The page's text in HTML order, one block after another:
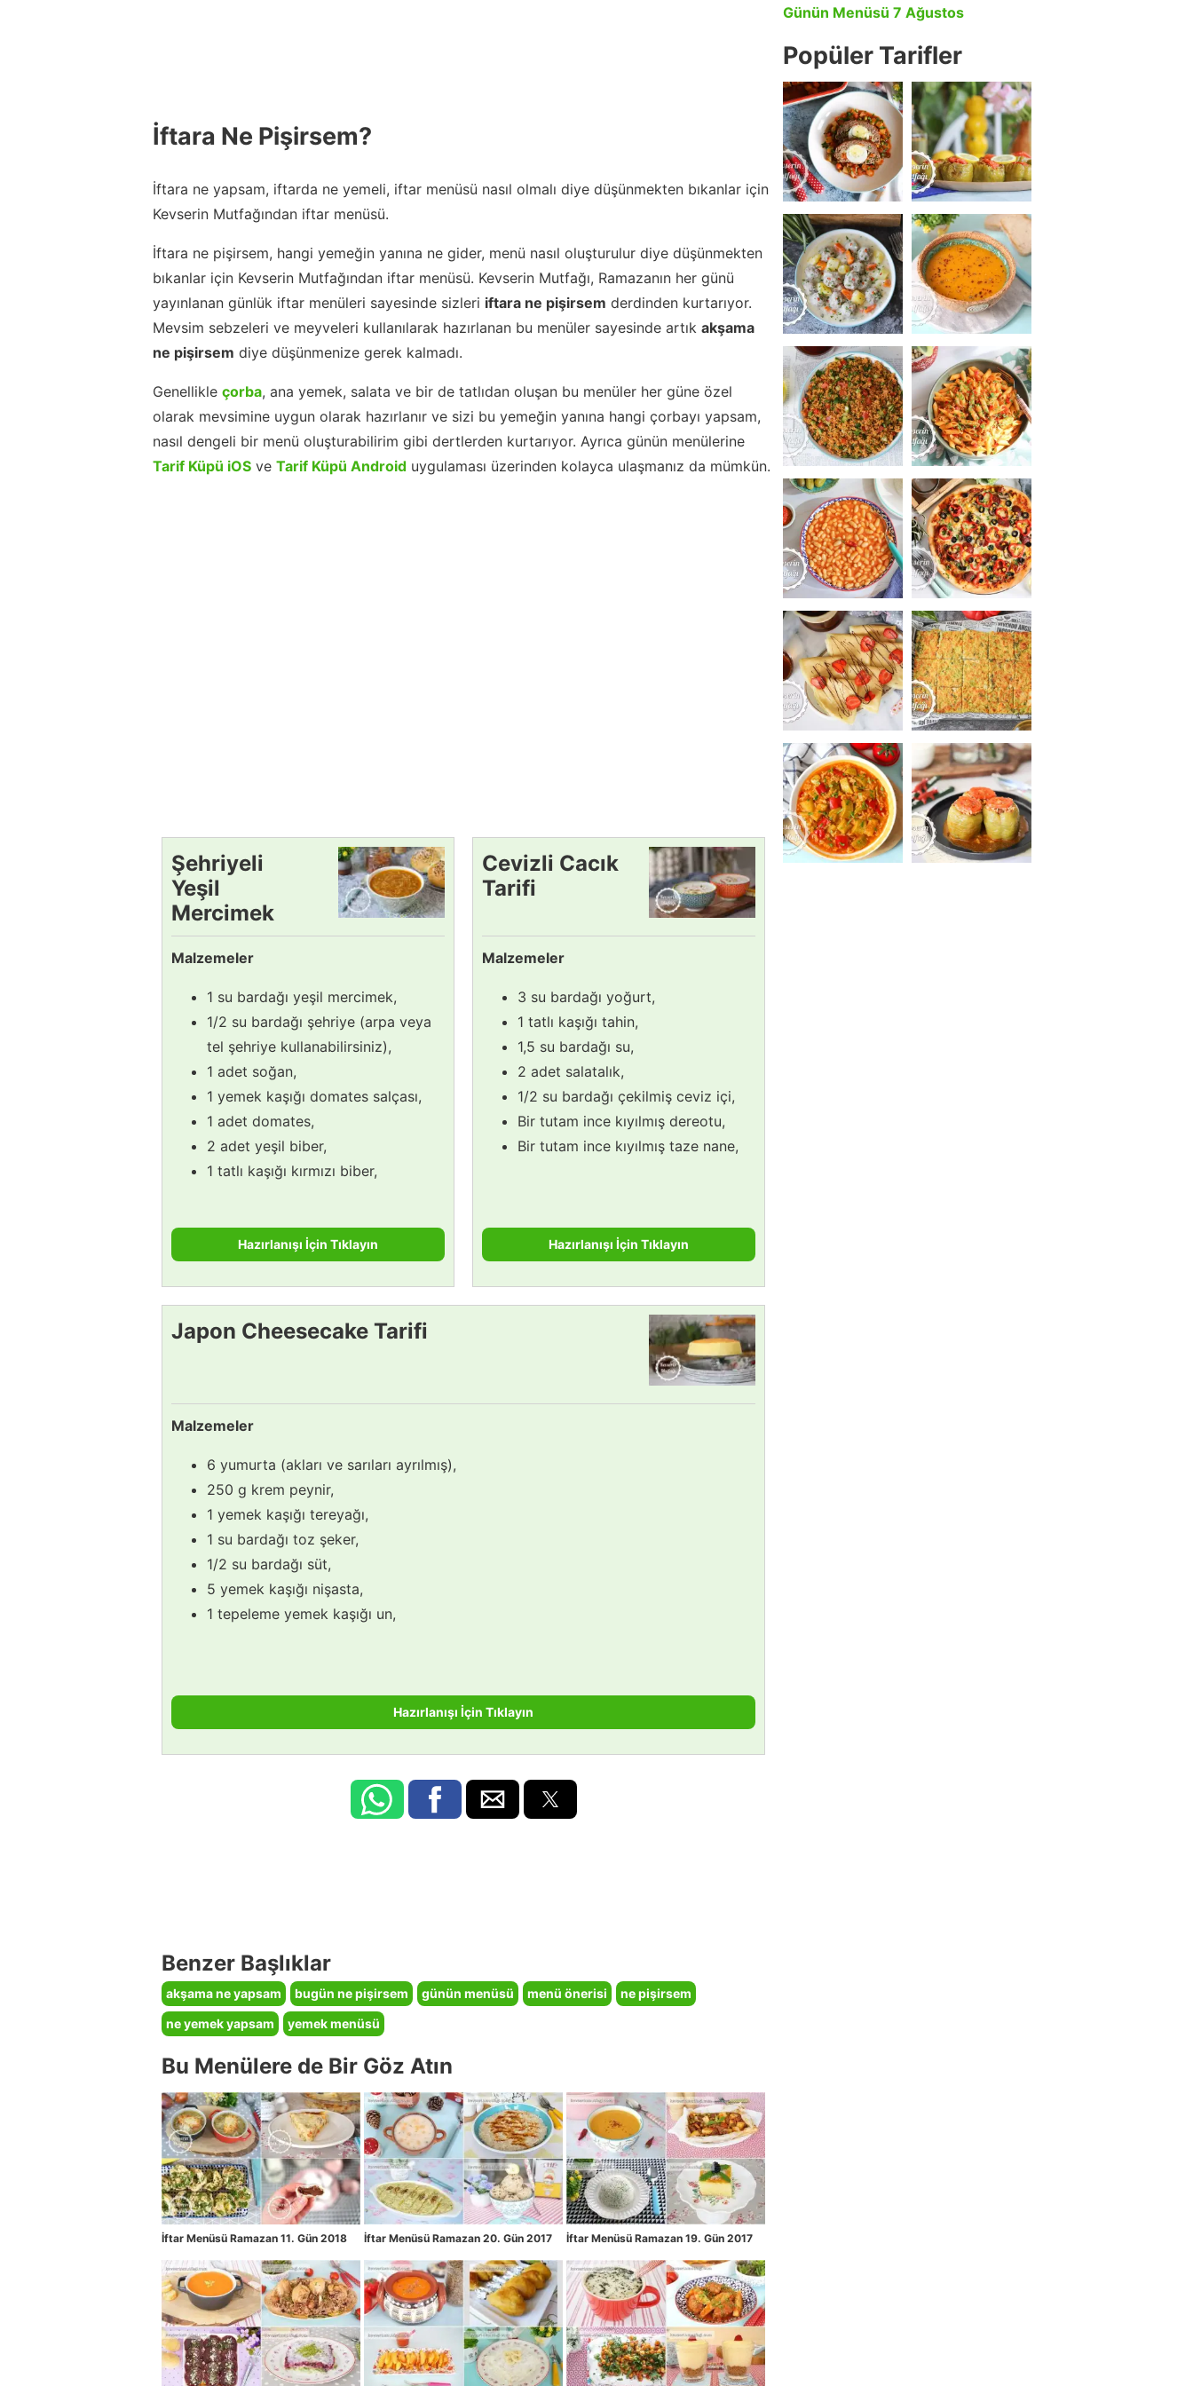
İftara Ne Pişirsem?
İftara ne yapsam, iftarda ne yemeli, iftar menüsü nasıl olmalı diye düşünmekten bıkanlar için
Kevserin Mutfağından iftar menüsü.
İftara ne pişirsem, hangi yemeğin yanına ne gider, menü nasıl oluşturulur diye düşünmekten
bıkanlar için Kevserin Mutfağından iftar menüsü. Kevserin Mutfağı, Ramazanın her günü
yayınlanan günlük iftar menüleri sayesinde sizleri iftara ne pişirsem derdinden kurtarıyor.
Mevsim sebzeleri ve meyveleri kullanılarak hazırlanan bu menüler sayesinde artık akşama
ne pişirsem diye düşünmenize gerek kalmadı.
Genellikle çorba, ana yemek, salata ve bir de tatlıdan oluşan bu menüler her güne özel
olarak mevsimine uygun olarak hazırlanır ve sizi bu yemeğin yanına hangi çorbayı yapsam,
nasıl dengeli bir menü oluşturabilirim gibi dertlerden kurtarıyor. Ayrıca günün menülerine
Tarif Küpü iOS ve Tarif Küpü Android uygulaması üzerinden kolayca ulaşmanız da mümkün.
Şehriyeli
Yeşil
Mercimek
Çorbası
Tarifi
Malzemeler
1 su bardağı yeşil mercimek,
1/2 su bardağı şehriye (arpa veya
tel şehriye kullanabilirsiniz),
1 adet soğan,
1 yemek kaşığı domates salçası,
1 adet domates,
2 adet yeşil biber,
1 tatlı kaşığı kırmızı biber,
Hazırlanışı İçin Tıklayın
Cevizli Cacık
Tarifi
Malzemeler
3 su bardağı yoğurt,
1 tatlı kaşığı tahin,
1,5 su bardağı su,
2 adet salatalık,
1/2 su bardağı çekilmiş ceviz içi,
Bir tutam ince kıyılmış dereotu,
Bir tutam ince kıyılmış taze nane,
Hazırlanışı İçin Tıklayın
Japon Cheesecake Tarifi
Malzemeler
6 yumurta (akları ve sarıları ayrılmış),
250 g krem peynir,
1 yemek kaşığı tereyağı,
1 su bardağı toz şeker,
1/2 su bardağı süt,
5 yemek kaşığı nişasta,
1 tepeleme yemek kaşığı un,
Hazırlanışı İçin Tıklayın
Benzer Başlıklar
akşama ne yapsam bugün ne pişirsem günün menüsü menü önerisi
ne pişirsem
ne yemek yapsam
yemek menüsü
Bu Menülere de Bir Göz Atın
İftar Menüsü Ramazan 11. Gün 2018 İftar Menüsü Ramazan 20. Gün 2017 İftar Menüsü Ramazan 19. Gün 2017
Günün Menüsü 7 Ağustos
Popüler Tarifler